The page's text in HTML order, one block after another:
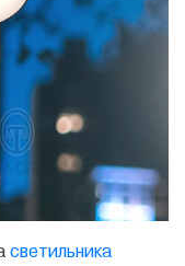
светильника